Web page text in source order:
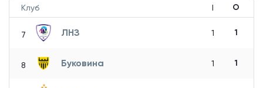
Клуб І О
7 ЛНЗ 1 1
8 Буковина 1 1